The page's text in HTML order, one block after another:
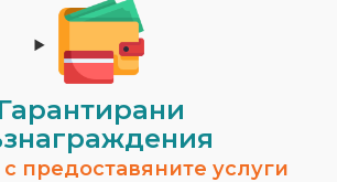
Гарантирани
предоставяните услуги